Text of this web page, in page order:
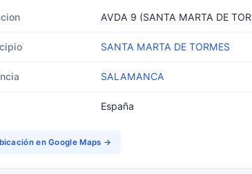
AVDA 9 (SANTA MARTA DE
SANTA MARTA DE TORMES
SALAMANCA
España
en Google Maps →